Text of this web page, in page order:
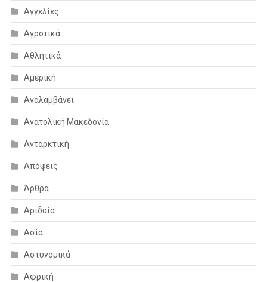
Αγγελίες
Αγροτικά
Αθλητικά
Αμερική
Αναλαμβάνει
Ανατολική Μακεδονία
Ανταρκτική
Απόψεις
Άρθρα
Αριδαία
Ασία
Αστυνομικά
Αφρική